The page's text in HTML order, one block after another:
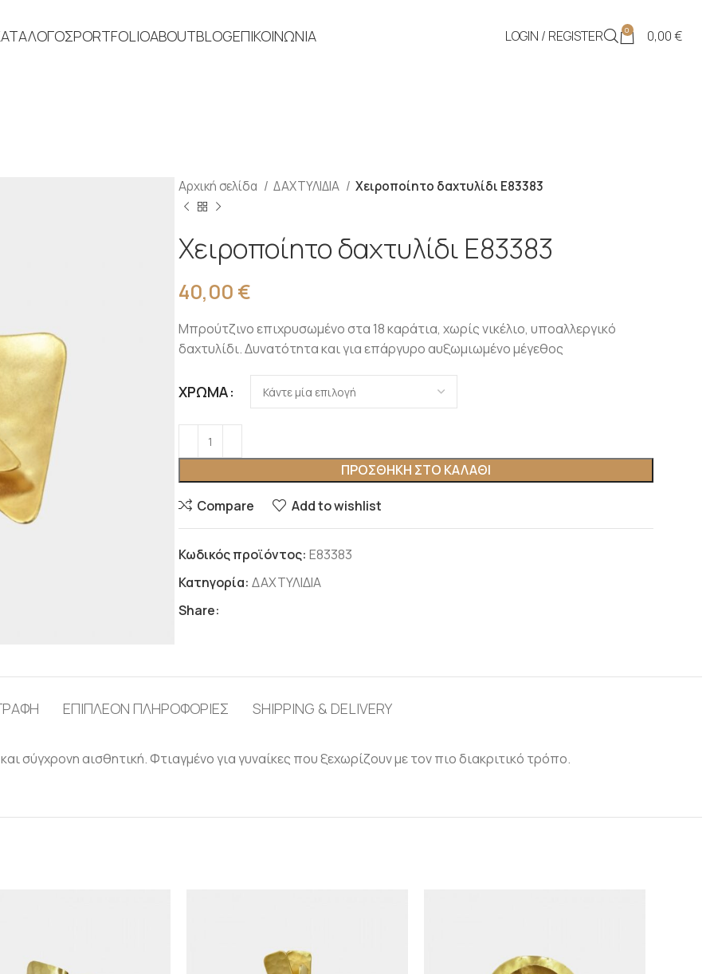
PORTFOLIOABOUTBLOGΕΠΙΚΟΙΝΩΝΙΑ LOGIN / REGISTER 0 0,00€
Αρχική σελίδα ΔΑΧΤΥΛΙΔΙΑ Χειροποίητο δαχτυλίδι Ε83383
Χειροποίητο δαχτυλίδι Ε83383
40,00 €
Μπρούτζινο επιχρυσωμένο στα 18 καράτια, χωρίς νικέλιο, υποαλλεργικό
δαχτυλίδι. Δυνατότητα και για επάργυρο αυξωμιωμένο μέγεθος
ΧΡΏΜΑ
ΠΡΟΣΘΉΚΗ ΣΤΟ ΚΑΛΆΘΙ
Compare Add to wishlist
Κωδικός προϊόντος: Ε83383
Κατηγορία: ΔΑΧΤΥΛΙΔΙΑ
Share:
ΕΠΙΠΛΈΟΝ ΠΛΗΡΟΦΟΡΊΕΣ SHIPPING & DELIVERY
σύγχρονη αισθητική. Φτιαγμένο για γυναίκες που ξεχωρίζουν με τον πιο διακριτικό τρόπο.